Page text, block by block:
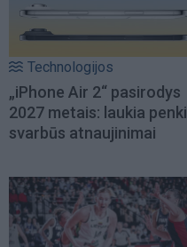
Technologijos
„iPhone Air 2“ pasirodys
2027 metais: laukia penki
svarbūs atnaujinimai